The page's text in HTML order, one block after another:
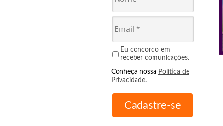
Eu concordo em
receber comunicações.
Conheça nossa Política de
Privacidade.